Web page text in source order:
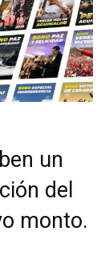
un
del
monto.